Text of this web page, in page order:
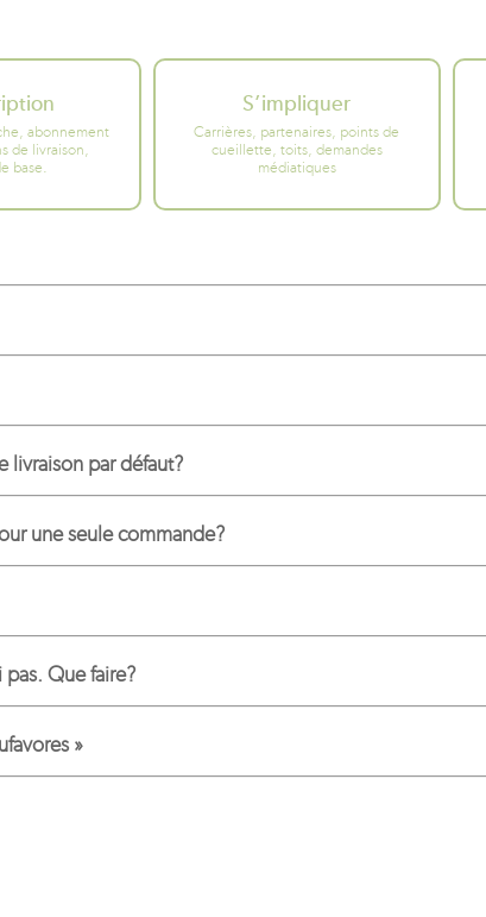
abonnement
de livraison,
base.
S’impliquer
Carrières, partenaires, points de
cueillette, toits, demandes
médiatiques
par défaut?
une seule commande?
Que faire?
»